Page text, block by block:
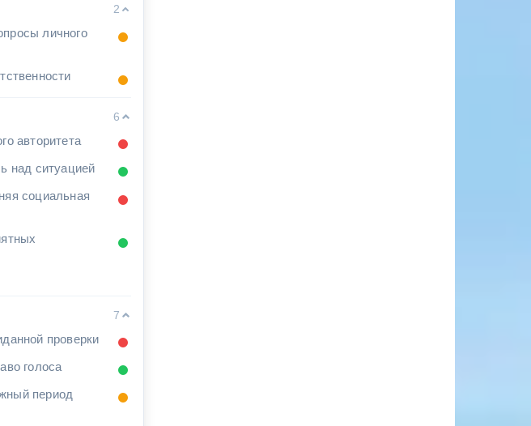
2
личного
6
авторитета
над ситуацией
социальная
7
проверки
голоса
период